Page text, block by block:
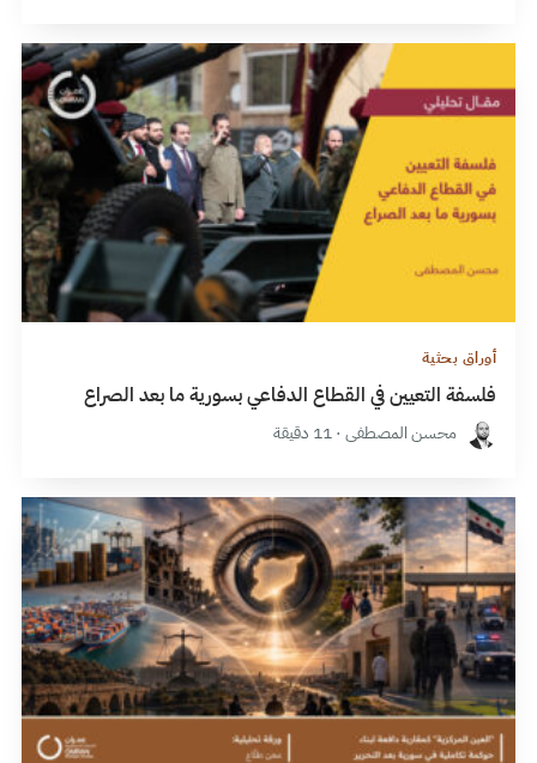
أوراق بحثية
فلسفة التعيين في القطاع الدفاعي بسورية ما بعد الصراع
محسن المصطفى · 11 دقيقة